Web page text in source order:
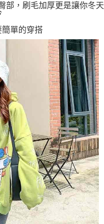
部，刷毛加厚更是讓你冬天
單的穿搭